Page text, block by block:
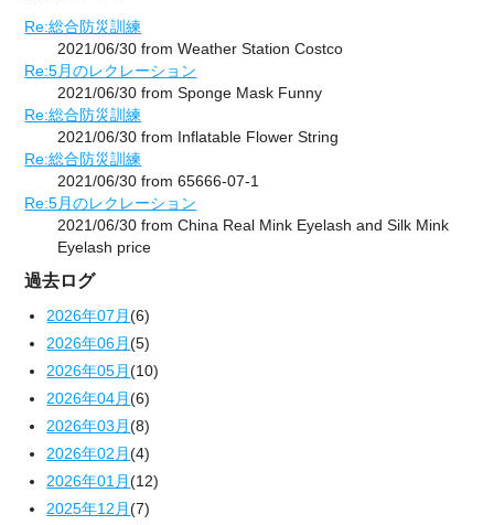
Re:総合防災訓練
2021/06/30 from Weather Station Costco
Re:5月のレクレーション
2021/06/30 from Sponge Mask Funny
Re:総合防災訓練
2021/06/30 from Inflatable Flower String
Re:総合防災訓練
2021/06/30 from 65666-07-1
Re:5月のレクレーション
2021/06/30 from China Real Mink Eyelash and Silk Mink
Eyelash price
過去ログ
2026年07月(6)
2026年06月(5)
2026年05月(10)
2026年04月(6)
2026年03月(8)
2026年02月(4)
2026年01月(12)
2025年12月(7)